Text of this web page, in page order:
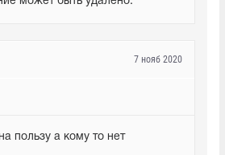
7 нояб 2020
пользу а кому то нет